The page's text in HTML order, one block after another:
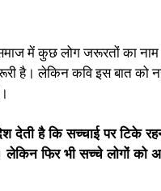
समाज में कुछ लोग जरूरतों का
है। लेकिन कवि इस बात को
देती है कि सच्चाई पर टिके
फिर भी सच्चे लोगों को